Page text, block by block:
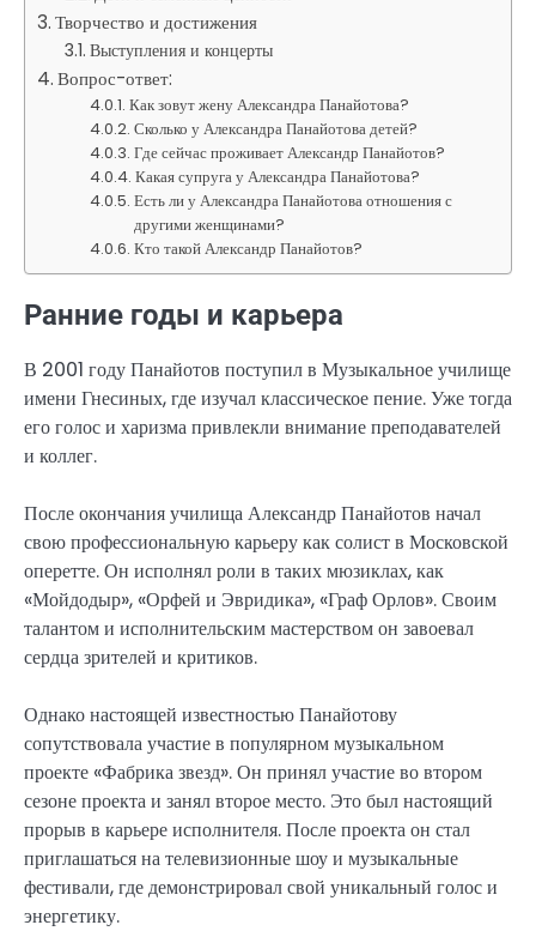
Творчество и достижения
Выступления и концерты
Вопрос-ответ:
Как зовут жену Александра Панайотова?
Сколько у Александра Панайотова детей?
Где сейчас проживает Александр Панайотов?
Какая супруга у Александра Панайотова?
Есть ли у Александра Панайотова отношения с
другими женщинами?
Кто такой Александр Панайотов?
Ранние годы и карьера
В 2001 году Панайотов поступил в Музыкальное училище
имени Гнесиных, где изучал классическое пение. Уже тогда
его голос и харизма привлекли внимание преподавателей
и коллег.
После окончания училища Александр Панайотов начал
свою профессиональную карьеру как солист в Московской
оперетте. Он исполнял роли в таких мюзиклах, как
«Мойдодыр», «Орфей и Эвридика», «Граф Орлов». Своим
талантом и исполнительским мастерством он завоевал
сердца зрителей и критиков.
Однако настоящей известностью Панайотову
сопутствовала участие в популярном музыкальном
проекте «Фабрика звезд». Он принял участие во втором
сезоне проекта и занял второе место. Это был настоящий
прорыв в карьере исполнителя. После проекта он стал
приглашаться на телевизионные шоу и музыкальные
фестивали, где демонстрировал свой уникальный голос и
энергетику.